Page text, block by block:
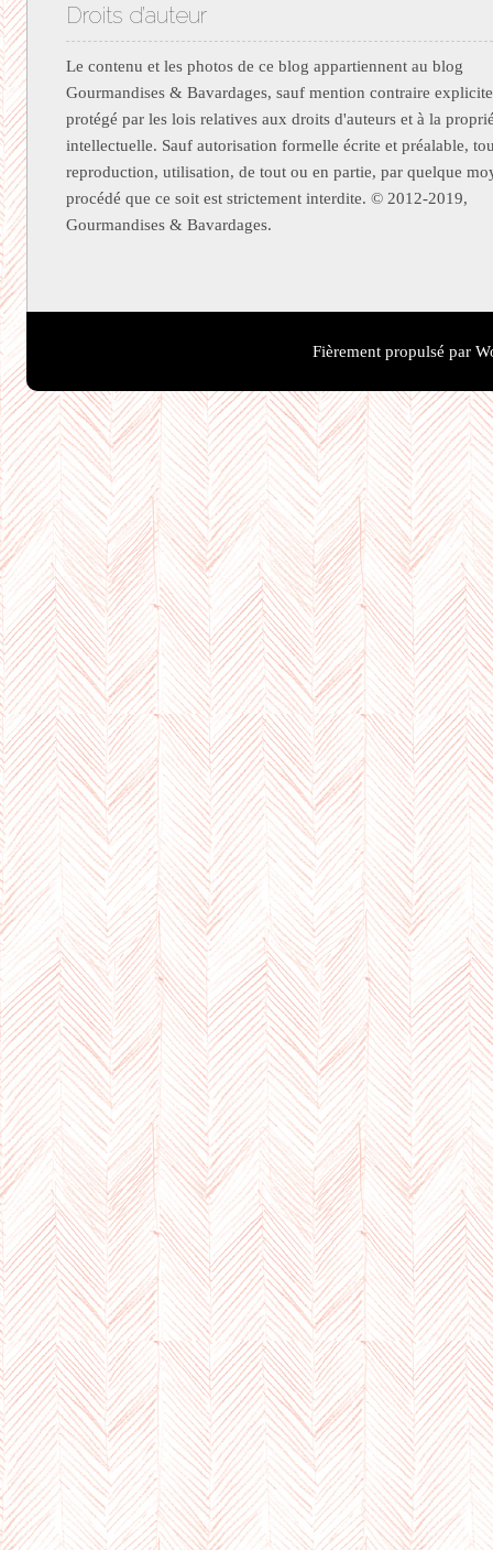
Droits d’auteur
Le contenu et les photos de ce blog appartiennent au blog
Gourmandises & Bavardages, sauf mention contraire
protégé par les lois relatives aux droits d'auteurs et à la
intellectuelle. Sauf autorisation formelle écrite et préalable,
reproduction, utilisation, de tout ou en partie, par quelque
procédé que ce soit est strictement interdite. © 2012-2019,
Gourmandises & Bavardages.
Fièrement propulsé par